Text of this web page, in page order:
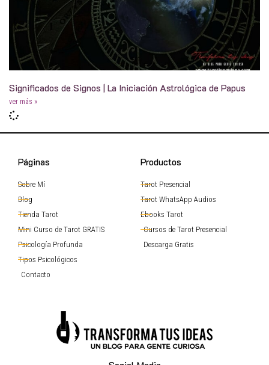
Significados de Signos | La Iniciación Astrológica de Papus
ver más »
Páginas
Sobre Mí
Blog
Tienda Tarot
Mini Curso de Tarot GRATIS
Psicología Profunda
Tipos Psicológicos
Contacto
Productos
Tarot Presencial
Tarot WhatsApp Audios
Ebooks Tarot
Cursos de Tarot Presencial
Descarga Gratis